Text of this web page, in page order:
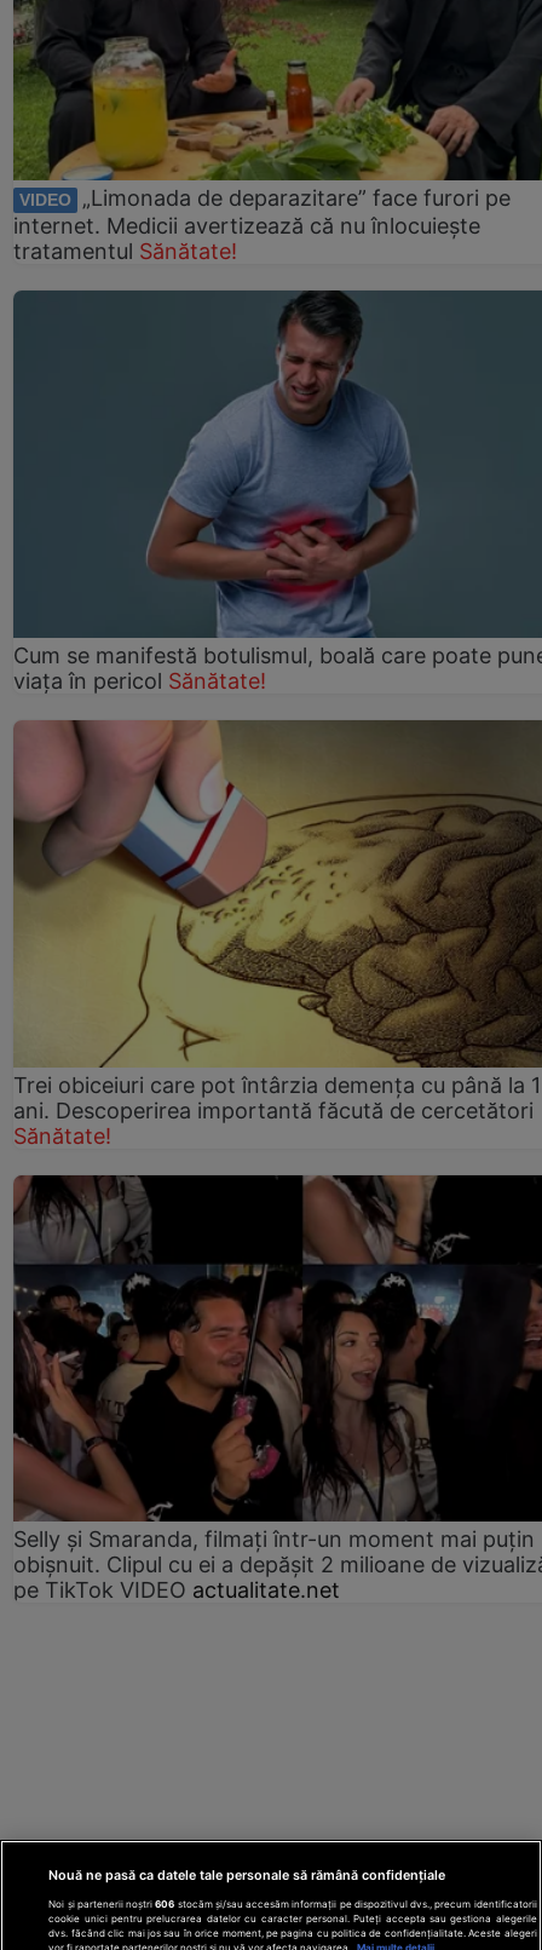
VIDEO
„Limonada de deparazitare” face furori pe
internet. Medicii avertizează că nu înlocuiește
tratamentul Sănătate!
Cum se manifestă botulismul, boală care poate
viaţa în pericol Sănătate!
Trei obiceiuri care pot întârzia demența cu până la
ani. Descoperirea importantă făcută de cercetători
Sănătate!
Selly și Smaranda, filmați într-un moment mai puțin
obișnuit. Clipul cu ei a depășit 2 milioane de
pe TikTok VIDEO actualitate.net
Nouă ne pasă ca datele tale personale să rămână confidențiale
Noi și partenerii noștri606 stocăm și/sau accesăm informații pe dispozitivul dvs., precum identificatorii
cookie unici pentru prelucrarea datelor cu caracter personal. Puteți accepta sau gestiona alegerile
dvs. făcând clic mai jos sau în orice moment, pe pagina cu politica de confidențialitate. Aceste alegeri
vor fi raportate partenerilor noștri și nu vă vor afecta navigarea.
Mai multe detalii